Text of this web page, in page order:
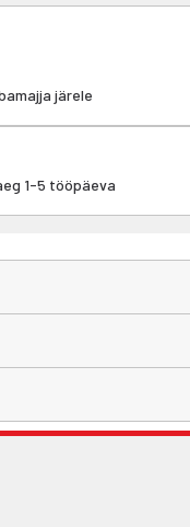
järele
1-5 tööpäeva